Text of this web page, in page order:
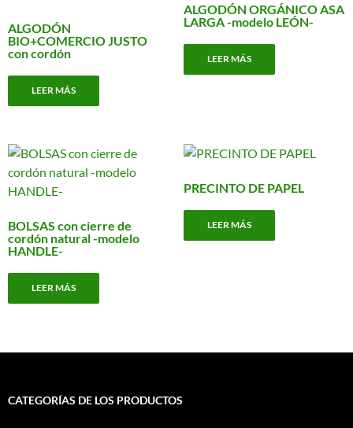
ALGODÓN
BIO+COMERCIO JUSTO
con cordón
LEER MÁS
ALGODÓN ORGÁNICO ASA
LARGA -modelo LEÓN-
LEER MÁS
BOLSAS con cierre de
cordón natural -modelo
HANDLE-
LEER MÁS
PRECINTO DE PAPEL
LEER MÁS
CATEGORÍAS DE LOS PRODUCTOS